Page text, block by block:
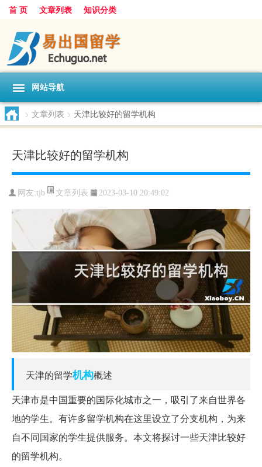
首 页 文章列表 知识分类
网站导航
> 文章列表 > 天津比较好的留学机构
天津比较好的留学机构
网友:tjb 文章列表 2023-03-10 20:49:02
天津的留学机构概述
天津市是中国重要的国际化城市之一，吸引了来自世界各
地的学生。有许多留学机构在这里设立了分支机构，为来
自不同国家的学生提供服务。本文将探讨一些天津比较好
的留学机构。